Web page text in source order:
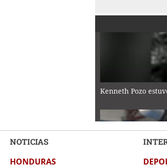
Kenneth Pozo
NOTICIAS
HONDURAS